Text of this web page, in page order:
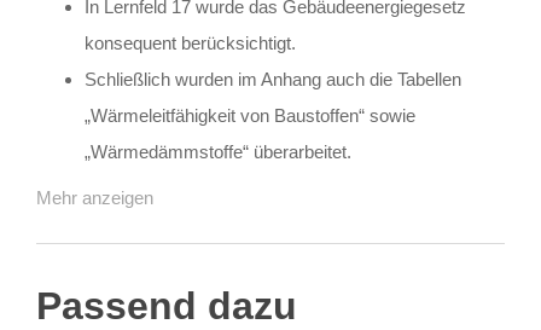
In Lernfeld 17 wurde das Gebäudeenergiegesetz
konsequent berücksichtigt.
Schließlich wurden im Anhang auch die Tabellen
„Wärmeleitfähigkeit von Baustoffen“ sowie
„Wärmedämmstoffe“ überarbeitet.
Mehr anzeigen
Passend dazu